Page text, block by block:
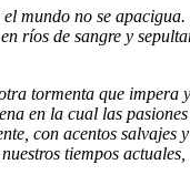
mundo no se
ríos de sangre y
tormenta que impera
en la cual las
con acentos salvajes
tiempos